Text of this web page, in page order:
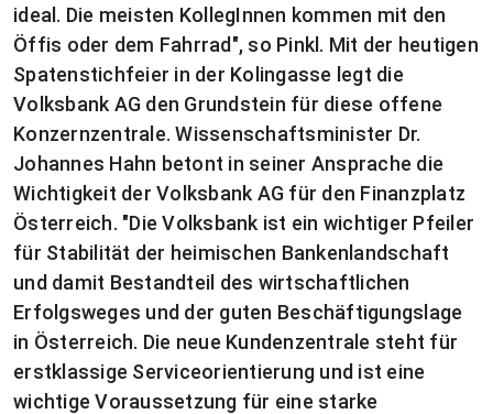
ideal. Die meisten KollegInnen kommen mit den
Öffis oder dem Fahrrad", so Pinkl. Mit der heutigen
Spatenstichfeier in der Kolingasse legt die
Volksbank AG den Grundstein für diese offene
Konzernzentrale. Wissenschaftsminister Dr.
Johannes Hahn betont in seiner Ansprache die
Wichtigkeit der Volksbank AG für den Finanzplatz
Österreich. "Die Volksbank ist ein wichtiger Pfeiler
für Stabilität der heimischen Bankenlandschaft
und damit Bestandteil des wirtschaftlichen
Erfolgsweges und der guten Beschäftigungslage
in Österreich. Die neue Kundenzentrale steht für
erstklassige Serviceorientierung und ist eine
wichtige Voraussetzung für eine starke